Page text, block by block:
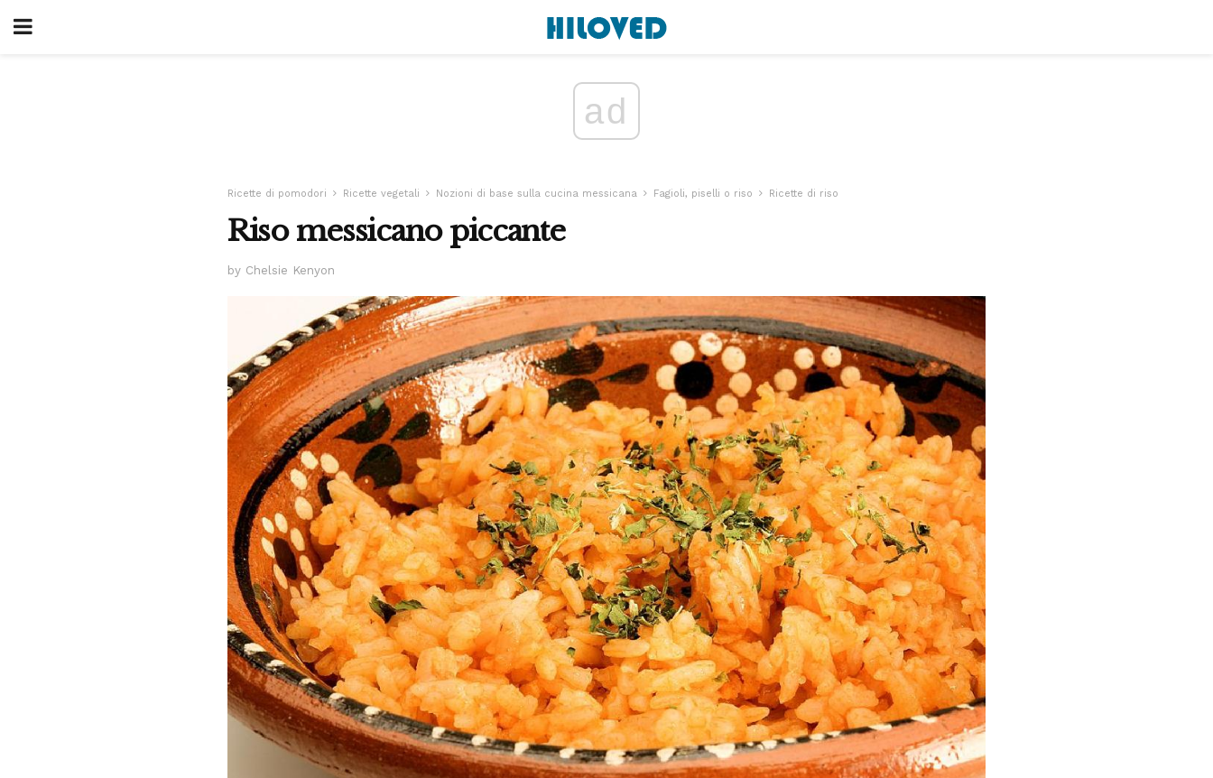
ad
Ricette di pomodori Ricette vegetali Nozioni di base sulla cucina messicana Fagioli, piselli o riso Ricette di riso
Riso messicano piccante
by Chelsie Kenyon